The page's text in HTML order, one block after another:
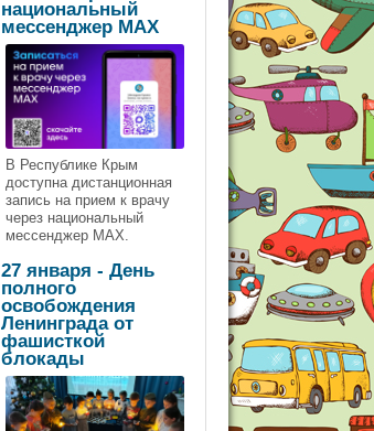
национальный
мессенджер МАХ
В Республике Крым
доступна дистанционная
запись на прием к врачу
через национальный
мессенджер МАХ.
27 января - День
полного
освобождения
Ленинграда от
фашисткой
блокады